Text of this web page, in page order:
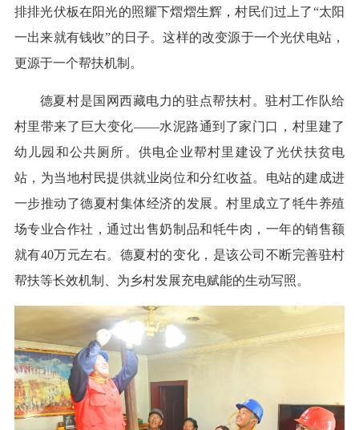
排排光伏板在阳光的照耀下熠熠生辉，村民们过上了“太阳
一出来就有钱收”的日子。这样的改变源于一个光伏电站，
更源于一个帮扶机制。
德夏村是国网西藏电力的驻点帮扶村。驻村工作队给
村里带来了巨大变化——水泥路通到了家门口，村里建了
幼儿园和公共厕所。供电企业帮村里建设了光伏扶贫电
站，为当地村民提供就业岗位和分红收益。电站的建成进
一步推动了德夏村集体经济的发展。村里成立了牦牛养殖
场专业合作社，通过出售奶制品和牦牛肉，一年的销售额
就有40万元左右。德夏村的变化，是该公司不断完善驻村
帮扶等长效机制、为乡村发展充电赋能的生动写照。